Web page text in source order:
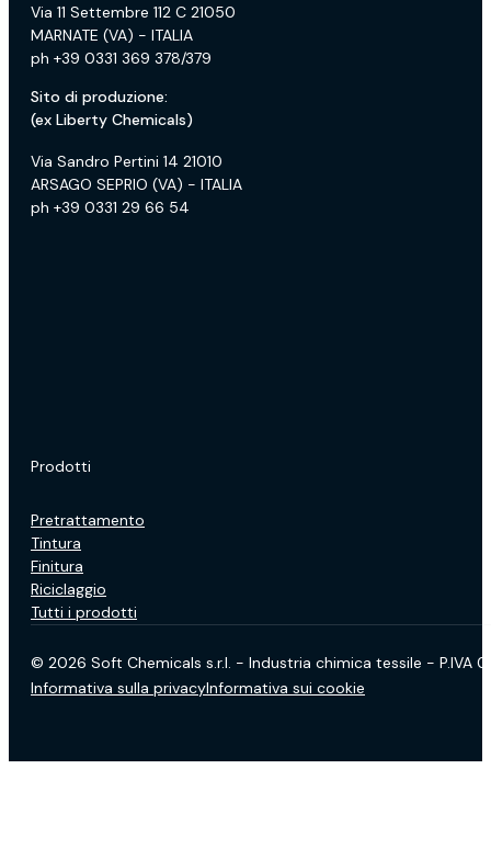
Via 11 Settembre 112 C 21050
MARNATE (VA) - ITALIA
ph +39 0331 369 378/379
Sito di produzione:
(ex Liberty Chemicals)
Via Sandro Pertini 14 21010
ARSAGO SEPRIO (VA) - ITALIA
ph +39 0331 29 66 54
Prodotti
Pretrattamento
Tintura
Finitura
Riciclaggio
Tutti i prodotti
© 2026 Soft Chemicals s.r.l. - Industria chimica tessile - P.IVA
Informativa sulla privacyInformativa sui cookie